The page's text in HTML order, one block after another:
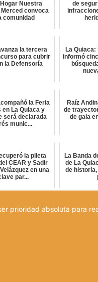
Nuestra
convoca
comunidad
de
la tercera
para cubrir
la Defensoría
La
informó
la Feria
en La Quiaca y
será declarada
munic...
Raíz
de
de gala
la pileta
CEAR y Sadir
en una
par...
La Banda
de La
de
prioridad absoluta para